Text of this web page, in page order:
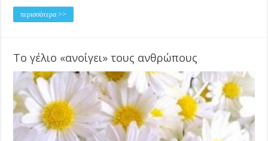
περισσότερα >>
Το γέλιο «ανοίγει» τους ανθρώπους